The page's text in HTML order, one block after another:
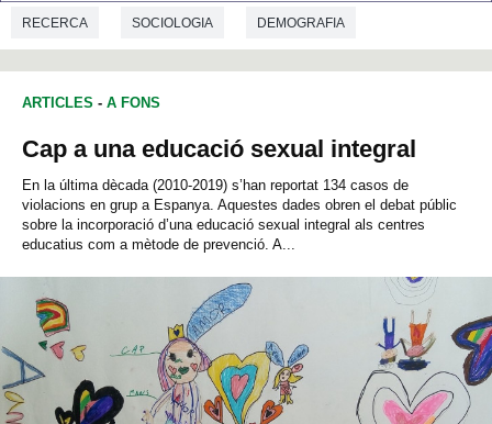
RECERCA SOCIOLOGIA DEMOGRAFIA
ARTICLES - A FONS
Cap a una educació sexual integral
En la última dècada (2010-2019) s’han reportat 134 casos de
violacions en grup a Espanya. Aquestes dades obren el debat públic
sobre la incorporació d’una educació sexual integral als centres
educatius com a mètode de prevenció. A...